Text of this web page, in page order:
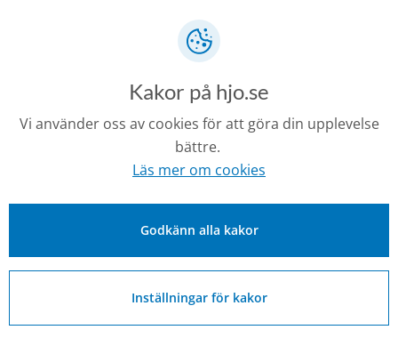
kommunen@hjo.se
Besöks- och postadress: Torggatan 2, 544 30 Hjo
Organisationsnummer: 212000-1728
Om Hjo och webbplatsen
Kakor på hjo.se
Vi använder oss av cookies för att göra din upplevelse
bättre.
Läs mer om cookies
Godkänn alla kakor
Inställningar för kakor